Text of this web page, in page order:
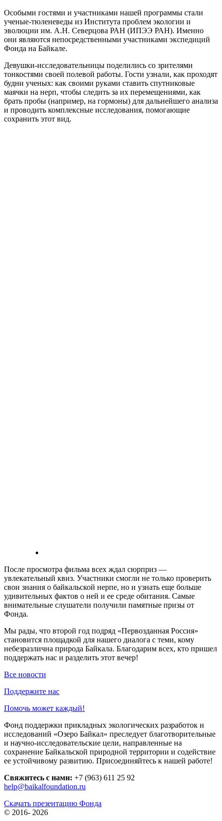
Особыми гостями и участниками нашей программы стали
ученые-тюленеведы из Института проблем экологии и
эволюции им. А.Н. Северцова РАН (ИПЭЭ РАН). Именно
они являются непосредственными участниками экспедиций
Фонда на Байкале.
Девушки-исследовательницы поделились со зрителями
тонкостями своей полевой работы. Гости узнали, как проходят
будни ученых: как своими руками ставить спутниковые
маячки на нерп, чтобы следить за их перемещениями, как
брать пробы (например, на гормоны) для дальнейшего анализа
и проводить комплексные исследования, помогающие
сохранить этот вид.
После просмотра фильма всех ждал сюрприз —
увлекательный квиз. Участники смогли не только проверить
свои знания о байкальской нерпе, но и узнать еще больше
удивительных фактов о ней и ее среде обитания. Самые
внимательные слушатели получили памятные призы от
Фонда.
Мы рады, что второй год подряд «Первозданная Россия»
становится площадкой для нашего диалога с теми, кому
небезразлична природа Байкала. Благодарим всех, кто пришел
поддержать нас и разделить этот вечер!
Все новости
Поддержите нас
Помочь может каждый!
Фонд поддержки прикладных экологических разработок и
исследований «Озеро Байкал» преследует благотворительные
и научно-исследовательские цели, направленные на
сохранение Байкальской природной территории и содействие
ее устойчивому развитию. Присоединяйтесь к нашей работе!
Свяжитесь с нами: +7 (963) 611 25 92
help@baikalfoundation.ru
Скачать презентацию Фонда
© 2016- 2026